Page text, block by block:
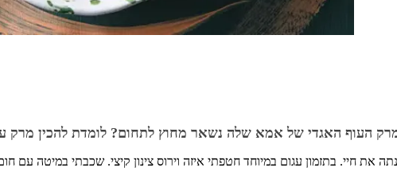
העוף האגדי של אמא שלה נשאר מחוץ לתחום? לומדת להכין מרק
חיי. בתזמון עגום במיוחד חטפתי איזה וירוס צינון קיצי. שכבתי במיטה עם